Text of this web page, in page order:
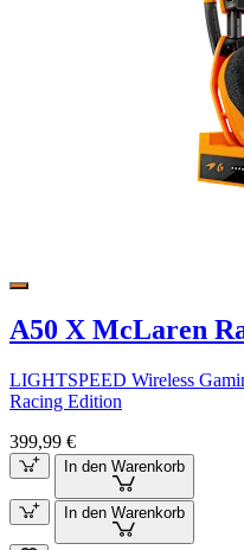
A50 X McLaren
LIGHTSPEED Wireless
Racing Edition
399,99 €
In den Warenkorb
In den Warenkorb